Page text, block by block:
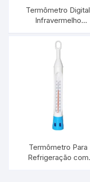
Termômetro Digital
Infravermelho
INCOTERM ST-600.2
Termômetro Para
Refrigeração com